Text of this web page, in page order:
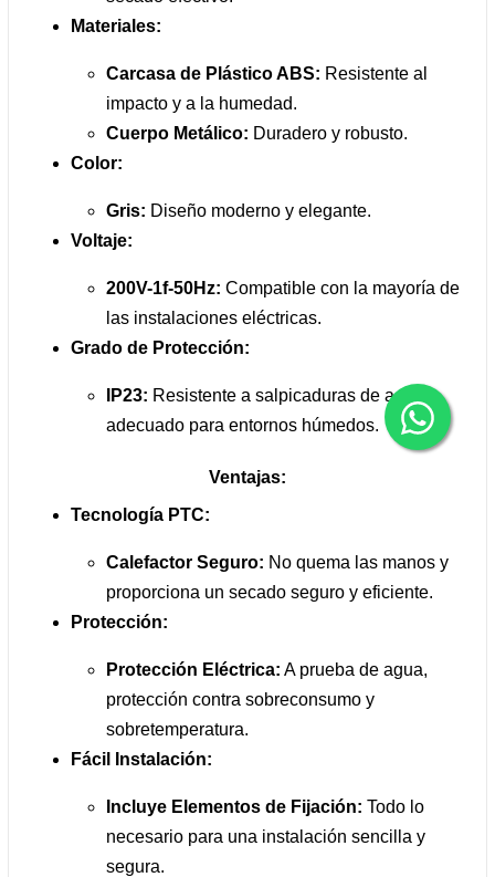
Materiales:
Carcasa de Plástico ABS: Resistente al
impacto y a la humedad.
Cuerpo Metálico: Duradero y robusto.
Color:
Gris: Diseño moderno y elegante.
Voltaje:
200V-1f-50Hz: Compatible con la mayoría de
las instalaciones eléctricas.
Grado de Protección:
IP23: Resistente a salpicaduras de agua,
adecuado para entornos húmedos.
Ventajas:
Tecnología PTC:
Calefactor Seguro: No quema las manos y
proporciona un secado seguro y eficiente.
Protección:
Protección Eléctrica: A prueba de agua,
protección contra sobreconsumo y
sobretemperatura.
Fácil Instalación:
Incluye Elementos de Fijación: Todo lo
necesario para una instalación sencilla y
segura.